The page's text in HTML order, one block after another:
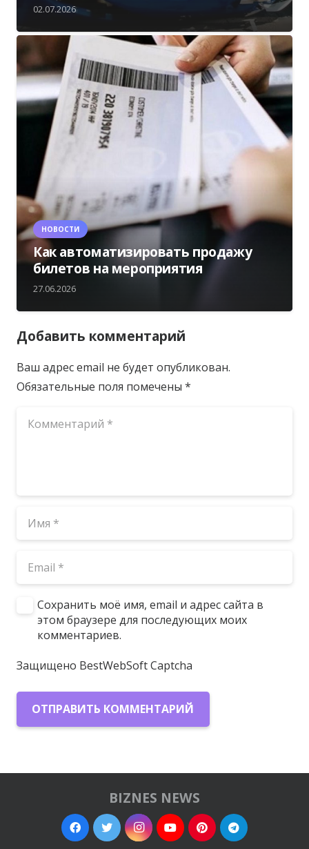
02.07.2026
НОВОСТИ
Как автоматизировать продажу
билетов на мероприятия
27.06.2026
Добавить комментарий
Ваш адрес email не будет опубликован.
Обязательные поля помечены *
Сохранить моё имя, email и адрес сайта в
этом браузере для последующих моих
комментариев.
Защищено BestWebSoft Captcha
ОТПРАВИТЬ КОММЕНТАРИЙ
BIZNES NEWS